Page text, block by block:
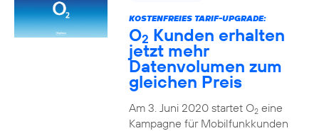
KOSTENFREIES TARIF-UPGRADE:
O2 Kunden erhalten
jetzt mehr
Datenvolumen zum
gleichen Preis
Am 3. Juni 2020 startet O2eine
Kampagne für Mobilfunkkunden